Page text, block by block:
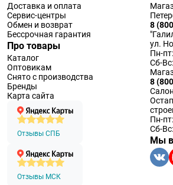
Доставка и оплата
Сервис-центры
Обмен и возврат
Бессрочная гарантия
Про товары
Каталог
Оптовикам
Снято с производства
Бренды
Карта сайта
Отзывы СПБ
Отзывы МСК
8
ул.
Пн-
Сб-
8
Пн-
Сб-
Мы в